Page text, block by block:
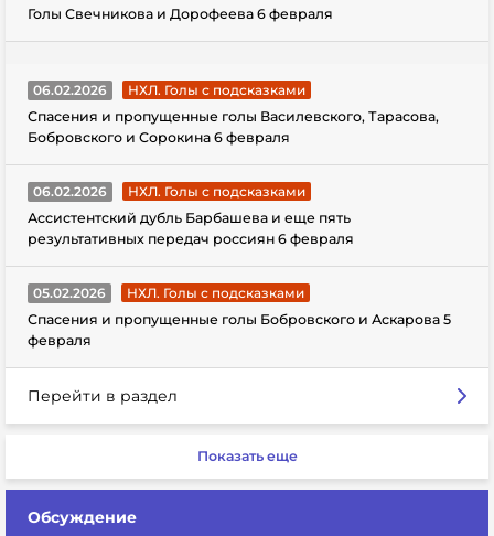
Голы Свечникова и Дорофеева 6 февраля
06.02.2026
НХЛ. Голы с подсказками
Спасения и пропущенные голы Василевского, Тарасова,
Бобровского и Сорокина 6 февраля
06.02.2026
НХЛ. Голы с подсказками
Ассистентский дубль Барбашева и еще пять
результативных передач россиян 6 февраля
05.02.2026
НХЛ. Голы с подсказками
Спасения и пропущенные голы Бобровского и Аскарова 5
февраля
Перейти в раздел
Показать еще
Обсуждение